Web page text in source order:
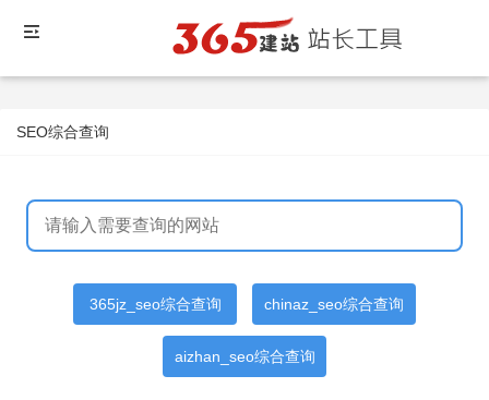
SEO综合查询
365jz_seo综合查询 chinaz_seo综合查询
aizhan_seo综合查询